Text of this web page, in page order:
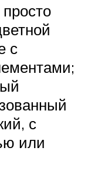
с
с
или